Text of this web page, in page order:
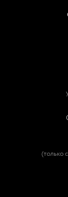
(только